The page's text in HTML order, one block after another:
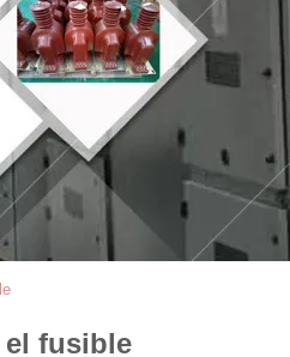
el fusible